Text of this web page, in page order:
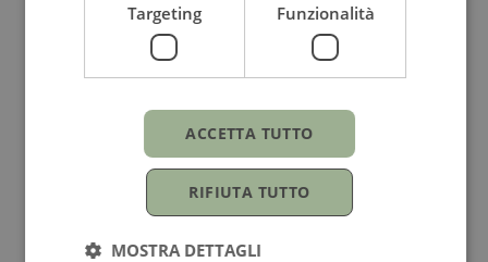
Genere
Per lei
Targeting Funzionalità
ACCETTA TUTTO
RIFIUTA TUTTO
MOSTRA DETTAGLI